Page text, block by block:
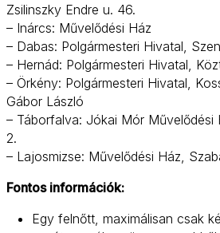
Zsilinszky Endre u. 46.
– Inárcs: Művelődési Ház
– Dabas: Polgármesteri Hivatal,
– Hernád: Polgármesteri Hivatal,
– Örkény: Polgármesteri Hivatal,
Gábor László
– Táborfalva: Jókai Mór Művelődési
2.
– Lajosmizse: Művelődési Ház,
Fontos információk:
Egy felnőtt, maximálisan csak